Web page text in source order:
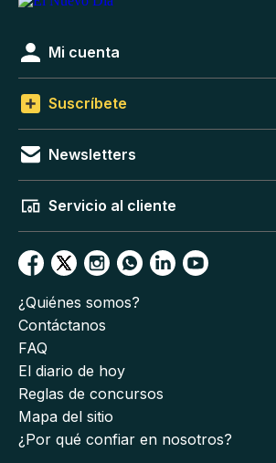
Mi cuenta
Suscríbete
Newsletters
Servicio al cliente
¿Quiénes somos?
Contáctanos
FAQ
El diario de hoy
Reglas de concursos
Mapa del sitio
¿Por qué confiar en nosotros?